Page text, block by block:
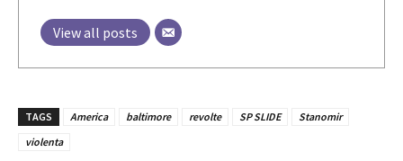
View all posts
TAGS America baltimore revolte SP SLIDE
Stanomir
violenta